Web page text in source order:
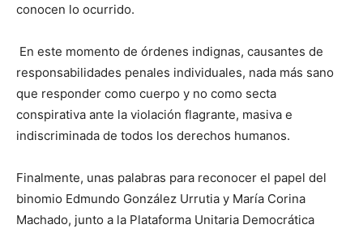
conocen lo ocurrido.
En este momento de órdenes indignas, causantes de
responsabilidades penales individuales, nada más sano
que responder como cuerpo y no como secta
conspirativa ante la violación flagrante, masiva e
indiscriminada de todos los derechos humanos.
Finalmente, unas palabras para reconocer el papel del
binomio Edmundo González Urrutia y María Corina
Machado, junto a la Plataforma Unitaria Democrática